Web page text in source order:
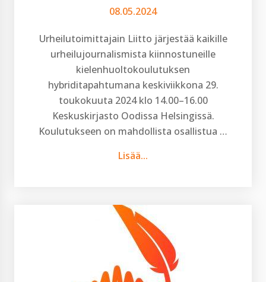
08.05.2024
Urheilutoimittajain Liitto järjestää kaikille
urheilujournalismista kiinnostuneille
kielenhuoltokoulutuksen
hybriditapahtumana keskiviikkona 29.
toukokuuta 2024 klo 14.00–16.00
Keskuskirjasto Oodissa Helsingissä.
Koulutukseen on mahdollista osallistua …
Lisää...